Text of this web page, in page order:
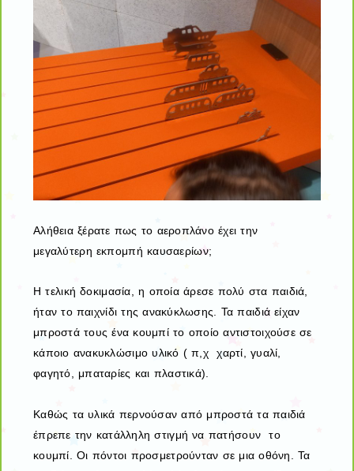
Αλήθεια ξέρατε πως το αεροπλάνο έχει την
μεγαλύτερη εκπομπή καυσαερίων;
Η τελική δοκιμασία, η οποία άρεσε πολύ στα παιδιά,
ήταν το παιχνίδι της ανακύκλωσης. Τα παιδιά είχαν
μπροστά τους ένα κουμπί το οποίο αντιστοιχούσε σε
κάποιο ανακυκλώσιμο υλικό ( π,χ χαρτί, γυαλί,
φαγητό, μπαταρίες και πλαστικά).
Καθώς τα υλικά περνούσαν από μπροστά τα παιδιά
έπρεπε την κατάλληλη στιγμή να πατήσουν το
κουμπί. Οι πόντοι προσμετρούνταν σε μια οθόνη. Τα